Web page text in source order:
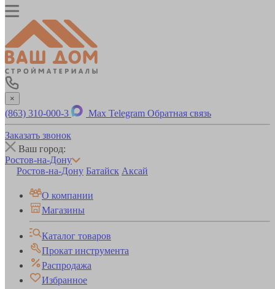
×
(863) 310-000-3 Max Telegram Обратная связь
Заказать звонок
Ваш город:
Ростов-на-Дону
Ростов-на-Дону Батайск Аксай
О компании
Магазины
Каталог товаров
Прокат инструмента
Распродажа
Избранное